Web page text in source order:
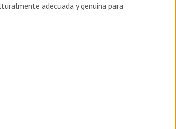
adecuada y genuina para